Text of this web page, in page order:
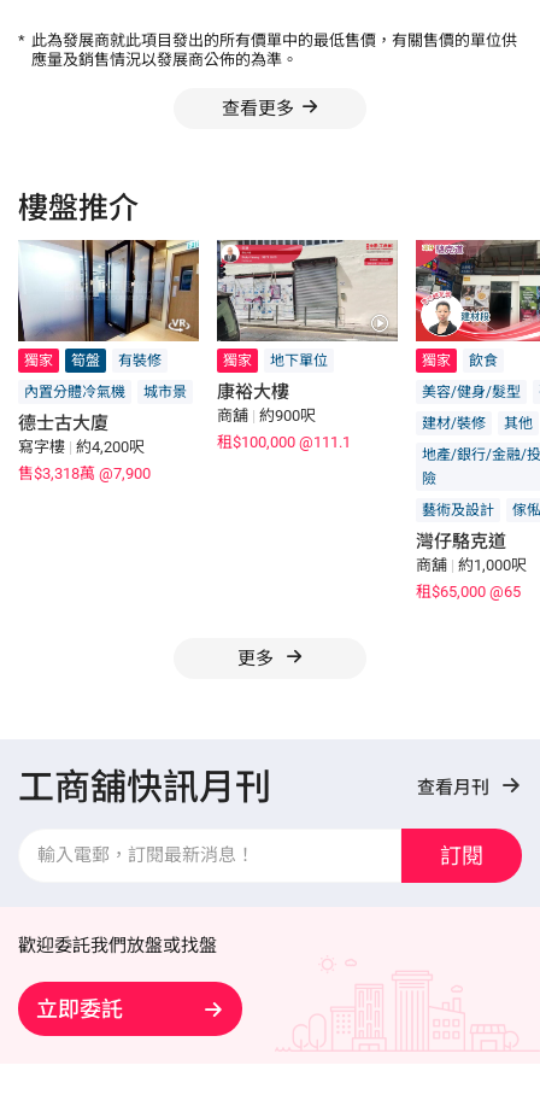
* 此為發展商就此項目發出的所有價單中的最低售價，有關售價的單位供
應量及銷售情況以發展商公佈的為準。
查看更多
樓盤推介
獨家 筍盤
有裝修
內置分體冷氣機
城市景
德士古大廈
寫字樓 | 約4,200呎
售$3,318萬 @7,900
獨家 地下單位
康裕大樓
商舖 | 約900呎
租$100,000 @111.1
獨家
飲食
美容/健身/髮型
建材/裝修
其他
地產/銀行/金融/
險
藝術及設計
傢
灣仔駱克道
商舖 | 約1,000呎
租$65,000 @65
更多
工商舖快訊月刊 查看月刊
訂閱
歡迎委託我們放盤或找盤
立即委託